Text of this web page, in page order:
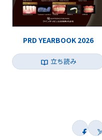
PRD YEARBOOK 2026
立ち読み